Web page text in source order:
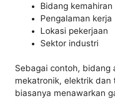
Bidang
Pengalaman kerja
Lokasi pekerjaan
Sektor industri
Sebagai contoh, bidang
mekatronik, elektrik dan
biasanya menawarkan